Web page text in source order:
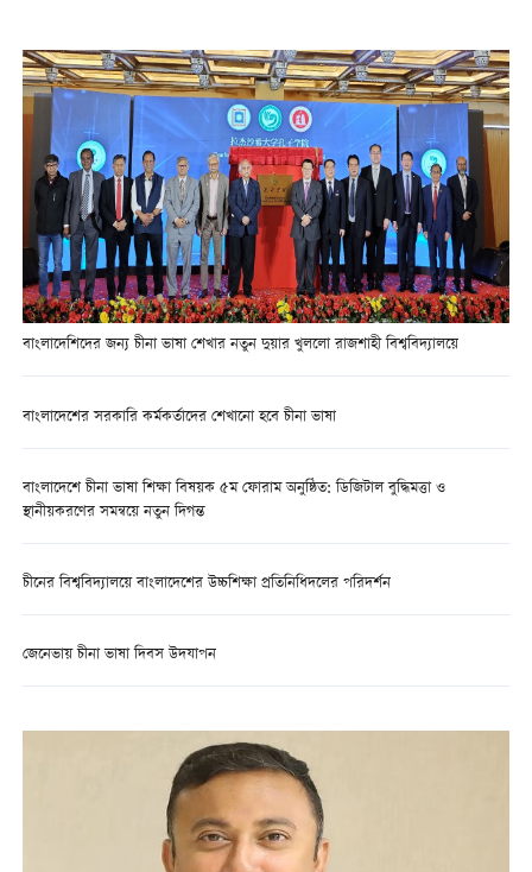
বাংলাদেশিদের জন্য চীনা ভাষা শেখার নতুন দুয়ার খুললো রাজশাহী বিশ্ববিদ্যালয়ে
বাংলাদেশের সরকারি কর্মকর্তাদের শেখানো হবে চীনা ভাষা
বাংলাদেশে চীনা ভাষা শিক্ষা বিষয়ক ৫ম ফোরাম অনুষ্ঠিত: ডিজিটাল বুদ্ধিমত্তা ও
স্থানীয়করণের সমন্বয়ে নতুন দিগন্ত
চীনের বিশ্ববিদ্যালয়ে বাংলাদেশের উচ্চশিক্ষা প্রতিনিধিদলের পরিদর্শন
জেনেভায় চীনা ভাষা দিবস উদযাপন